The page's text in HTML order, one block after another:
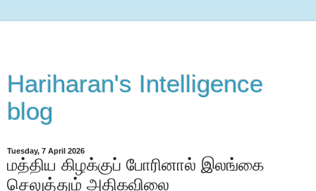
Hariharan's Intelligence
blog
Tuesday, 7 April 2026
மத்திய கிழக்குப் போரினால் இலங்கை
செலுத்தும் அதிகவிலை